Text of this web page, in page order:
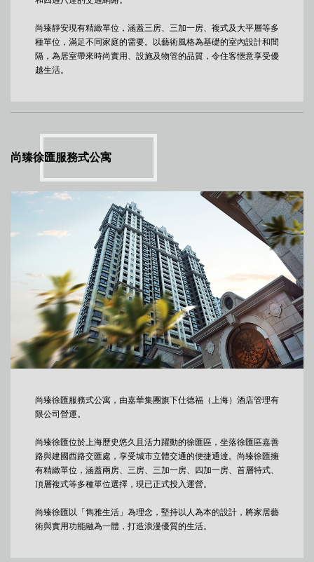
尚臻靜安現有精緻單位，涵蓋三房、三加一房、複式及大平層等多
種單位，滿足不同家庭的需要。以藝術風格為基礎的室內設計和間
隔，為居室帶來時尚實用、設施及物管的品質，令住客愜意享受優
越生活。
尚臻徐匯服務式公寓
尚臻徐匯服務式公寓，由嘉華集團旗下仕德福（上海）酒店管理有
限公司營運。
尚臻徐匯位於上海歷史悠久且活力躍動的徐匯區，坐落徐匯區嘉善
路與建國西路交匯處，享受城市立體交通的便捷通達。尚臻徐匯擁
有精緻單位，涵蓋兩房、三房、三加一房、四加一房、首層特式、
頂層複式等多種單位選擇，現已正式投入運營。
尚臻徐匯以「雋雅生活」為理念，堅持以人為本的設計，將家居藝
術與實用功能融為一體，打造浪漫優質的生活。